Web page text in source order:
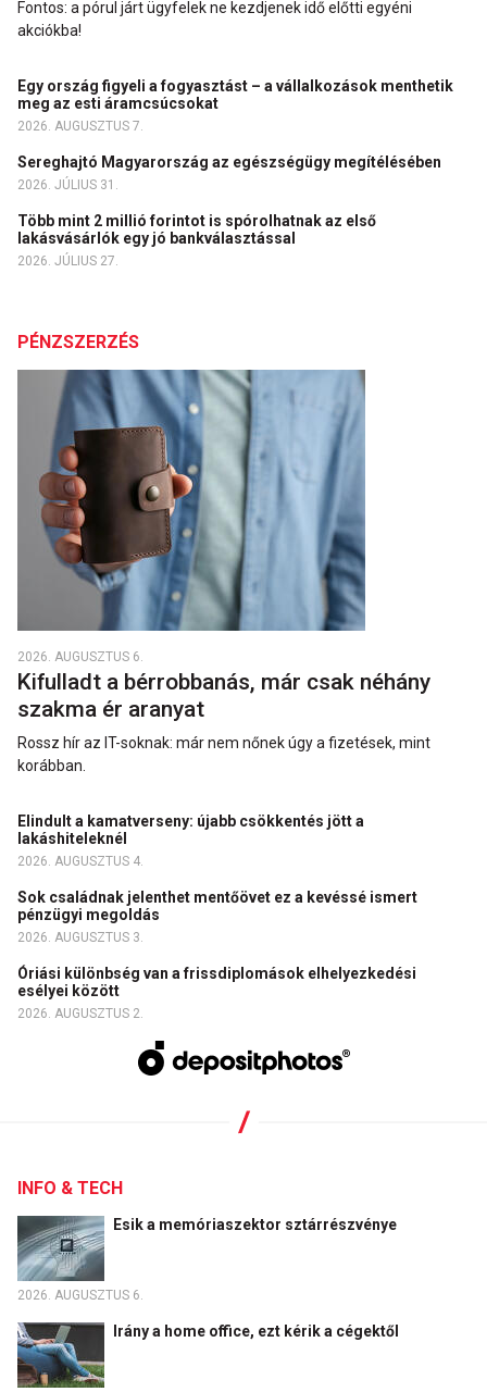
Fontos: a pórul járt ügyfelek ne kezdjenek idő előtti egyéni
akciókba!
Egy ország figyeli a fogyasztást – a vállalkozások menthetik
meg az esti áramcsúcsokat
2026. AUGUSZTUS 7.
Sereghajtó Magyarország az egészségügy megítélésében
2026. JÚLIUS 31.
Több mint 2 millió forintot is spórolhatnak az első
lakásvásárlók egy jó bankválasztással
2026. JÚLIUS 27.
PÉNZSZERZÉS
2026. AUGUSZTUS 6.
Kifulladt a bérrobbanás, már csak néhány
szakma ér aranyat
Rossz hír az IT-soknak: már nem nőnek úgy a fizetések, mint
korábban.
Elindult a kamatverseny: újabb csökkentés jött a
lakáshiteleknél
2026. AUGUSZTUS 4.
Sok családnak jelenthet mentőövet ez a kevéssé ismert
pénzügyi megoldás
2026. AUGUSZTUS 3.
Óriási különbség van a frissdiplomások elhelyezkedési
esélyei között
2026. AUGUSZTUS 2.
INFO & TECH
Esik a memóriaszektor sztárrészvénye
2026. AUGUSZTUS 6.
Irány a home office, ezt kérik a cégektől